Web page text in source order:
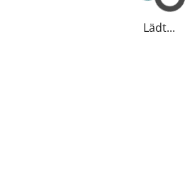
Lädt...